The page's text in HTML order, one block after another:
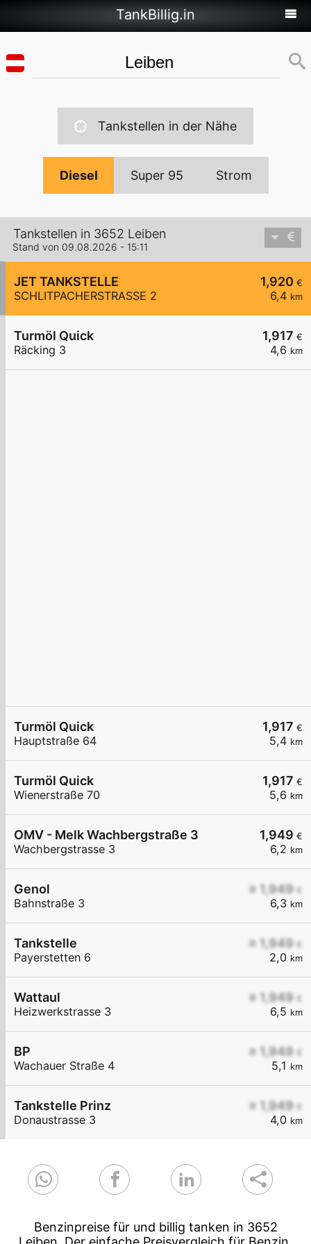
TankBillig.in
Tankstellen in der Nähe
Diesel Super 95 Strom
Tankstellen in 3652 Leiben
Stand von 09.08.2026 - 15:11
1,920 €
6,4 km
JET TANKSTELLE
SCHLITPACHERSTRASSE 2
1,917 €
4,6 km
Turmöl Quick
Räcking 3
1,917 €
5,4 km
Turmöl Quick
Hauptstraße 64
1,917 €
5,6 km
Turmöl Quick
Wienerstraße 70
1,949 €
6,2 km
OMV - Melk Wachbergstraße 3
Wachbergstrasse 3
≥ 1,949 €
6,3 km
Genol
Bahnstraße 3
≥ 1,949 €
2,0 km
Tankstelle
Payerstetten 6
≥ 1,949 €
6,5 km
Wattaul
Heizwerkstrasse 3
≥ 1,949 €
5,1 km
BP
Wachauer Straße 4
≥ 1,949 €
4,0 km
Tankstelle Prinz
Donaustrasse 3
Benzinpreise für und billig tanken in 3652